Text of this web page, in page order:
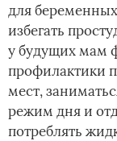
для
избегать
у будущих мам
профилактики
мест,
режим дня и
потреблять